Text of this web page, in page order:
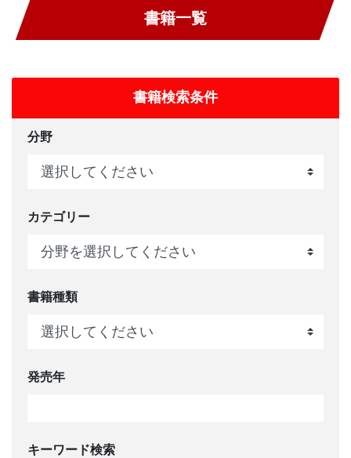
書籍一覧
書籍検索条件
分野
カテゴリー
書籍種類
発売年
キーワード検索